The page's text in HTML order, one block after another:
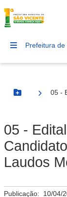
Prefeitura
Botão Menu
05 -
05 -
Laudos
Publicação: 10/04/